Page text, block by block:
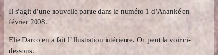
Il s’agit d’une nouvelle parue dans le numéro 1 d’Ananké en
février 2008.
Elie Darco en a fait l’illustration intérieure. On peut la voir ci-
dessous.